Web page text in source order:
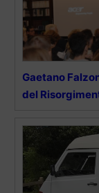
Gaetano
del